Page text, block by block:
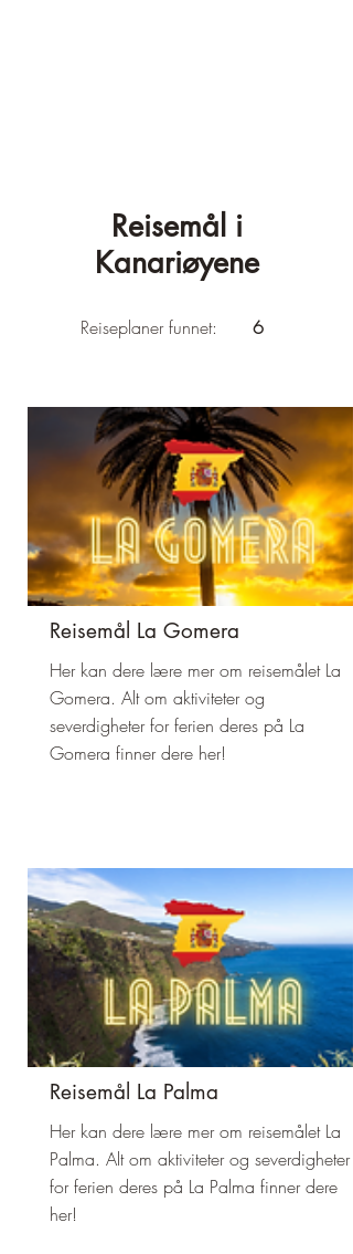
Reisemål i
Kanariøyene
Reiseplaner funnet: 6
Reisemål La Gomera
Her kan dere lære mer om reisemålet La
Gomera. Alt om aktiviteter og
severdigheter for ferien deres på La
Gomera finner dere her!
Reisemål La Palma
Her kan dere lære mer om reisemålet La
Palma. Alt om aktiviteter og severdigheter
for ferien deres på La Palma finner dere
her!